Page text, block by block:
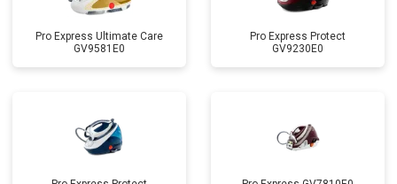
Pro Express Ultimate Care
GV9581E0
Pro Express Protect
GV9230E0